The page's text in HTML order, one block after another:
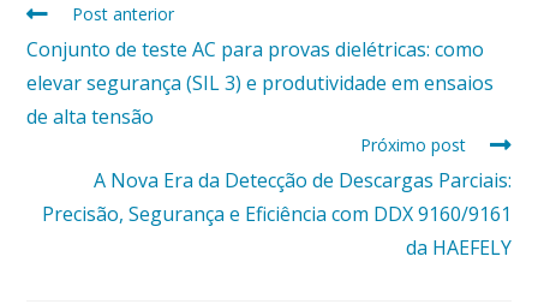
Read
more
articles
Post anterior
Conjunto de teste AC para provas dielétricas: como
elevar segurança (SIL 3) e produtividade em ensaios
de alta tensão
Próximo post
A Nova Era da Detecção de Descargas Parciais:
Precisão, Segurança e Eficiência com DDX 9160/9161
da HAEFELY